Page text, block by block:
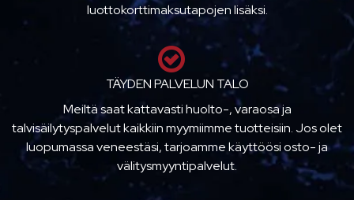
luottokorttimaksutapojen lisäksi.
TÄYDEN PALVELUN TALO
Meiltä saat kattavasti huolto-, varaosa ja
talvisäilytyspalvelut kaikkiin myymiimme tuotteisiin. Jos olet
luopumassa veneestäsi, tarjoamme käyttöösi osto- ja
välitysmyyntipalvelut.